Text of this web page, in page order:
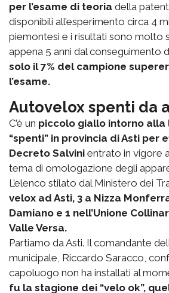
per l’esame di teoria della
disponibili all’esperimento circa 4
piemontesi e i risultati sono molto
appena 5 anni dal conseguimento
solo il 7% del campione
l’esame.
Autovelox spenti da
C’è un piccolo giallo intorno
“spenti” in provincia di Asti per
Decreto Salvini entrato in vigore
tema di omologazione degli
L’elenco stilato dal Ministero dei
velox ad Asti, 3 a Nizza
Damiano e 1 nell’Unione
Valle Versa.
Partiamo da Asti. Il comandante
municipale, Riccardo Saracco,
capoluogo non ha installati al
fu la stagione dei “velo ok”,